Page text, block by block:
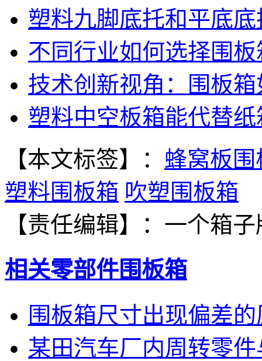
塑料九脚底托和平底
不同行业如何选择围板
技术创新视角：围板
塑料中空板箱能代替
【本文标签】： 蜂窝板围
塑料围板箱 吹塑围板箱
【责任编辑】： 一个箱子
相关零部件围板箱
围板箱尺寸出现偏差
某田汽车厂内周转零